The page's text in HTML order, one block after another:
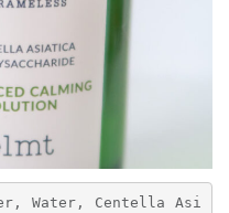
Water, Centella Asi